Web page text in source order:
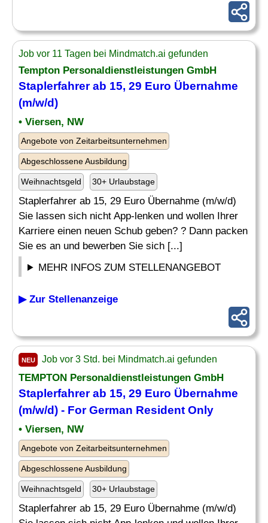
Job vor 11 Tagen bei Mindmatch.ai gefunden
Tempton Personaldienstleistungen GmbH
Staplerfahrer ab 15, 29 Euro Übernahme
(m/w/d)
• Viersen, NW
Angebote von Zeitarbeitsunternehmen
Abgeschlossene Ausbildung
Weihnachtsgeld 30+ Urlaubstage
Staplerfahrer ab 15, 29 Euro Übernahme (m/w/d)
Sie lassen sich nicht App-lenken und wollen Ihrer
Karriere einen neuen Schub geben? ? Dann packen
Sie es an und bewerben Sie sich [...]
MEHR INFOS ZUM STELLENANGEBOT
▶ Zur Stellenanzeige
NEU Job vor 3 Std. bei Mindmatch.ai gefunden
TEMPTON Personaldienstleistungen GmbH
Staplerfahrer ab 15, 29 Euro Übernahme
(m/w/d) - For German Resident Only
• Viersen, NW
Angebote von Zeitarbeitsunternehmen
Abgeschlossene Ausbildung
Weihnachtsgeld 30+ Urlaubstage
Staplerfahrer ab 15, 29 Euro Übernahme (m/w/d)